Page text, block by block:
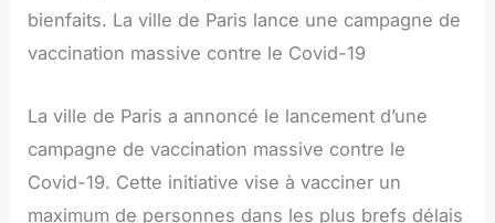
bienfaits. La ville de Paris lance une campagne de
vaccination massive contre le Covid-19
La ville de Paris a annoncé le lancement d’une
campagne de vaccination massive contre le
Covid-19. Cette initiative vise à vacciner un
maximum de personnes dans les plus brefs délais